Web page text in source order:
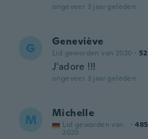
ongeveer 3 jaar geleden
G Geneviève
Lid geworden van 2020 · 52
J'adore !!!
ongeveer 3 jaar geleden
M Michelle
Lid geworden van
2020
· 485